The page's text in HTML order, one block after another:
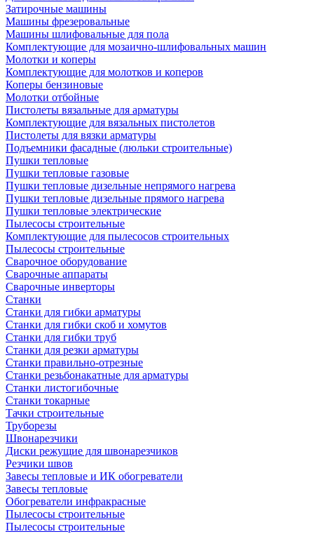
Затирочные машины
Машины фрезеровальные
Машины шлифовальные для пола
Комплектующие для мозаично-шлифовальных машин
Молотки и коперы
Комплектующие для молотков и коперов
Коперы бензиновые
Молотки отбойные
Пистолеты вязальные для арматуры
Комплектующие для вязальных пистолетов
Пистолеты для вязки арматуры
Подъемники фасадные (люльки строительные)
Пушки тепловые
Пушки тепловые газовые
Пушки тепловые дизельные непрямого нагрева
Пушки тепловые дизельные прямого нагрева
Пушки тепловые электрические
Пылесосы строительные
Комплектующие для пылесосов строительных
Пылесосы строительные
Сварочное оборудование
Сварочные аппараты
Сварочные инверторы
Станки
Станки для гибки арматуры
Станки для гибки скоб и хомутов
Станки для гибки труб
Станки для резки арматуры
Станки правильно-отрезные
Станки резьбонакатные для арматуры
Станки листогибочные
Станки токарные
Тачки строительные
Труборезы
Швонарезчики
Диски режущие для швонарезчиков
Резчики швов
Завесы тепловые и ИК обогреватели
Завесы тепловые
Обогреватели инфракрасные
Пылесосы строительные
Пылесосы строительные